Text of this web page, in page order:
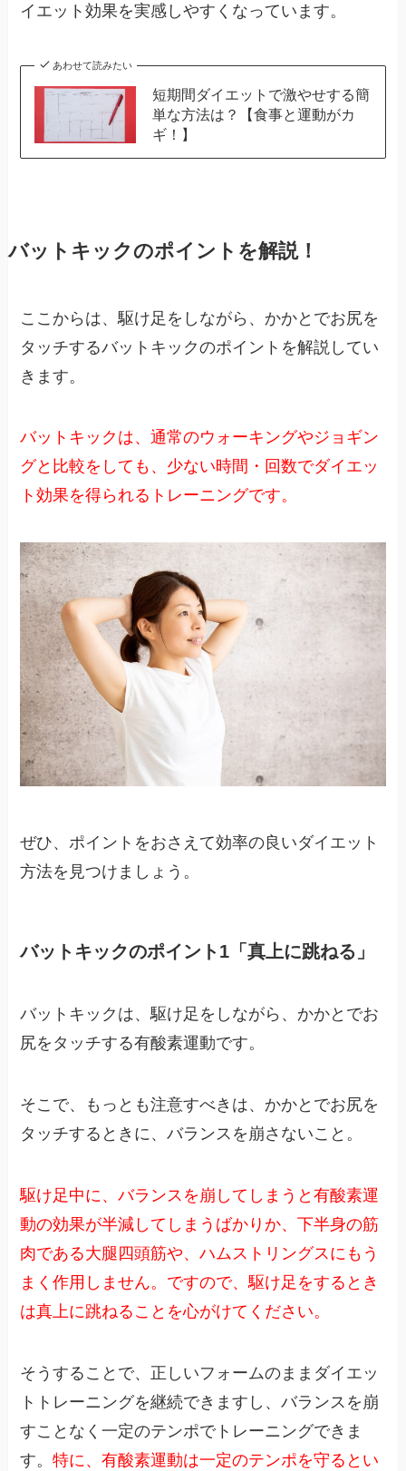
イエット効果を実感しやすくなっています。
あわせて読みたい
短期間ダイエットで激やせする簡
単な方法は？【食事と運動がカ
ギ！】
バットキックのポイントを解説！
ここからは、駆け足をしながら、かかとでお尻を
タッチするバットキックのポイントを解説してい
きます。
バットキックは、通常のウォーキングやジョギン
グと比較をしても、少ない時間・回数でダイエッ
ト効果を得られるトレーニングです。
ぜひ、ポイントをおさえて効率の良いダイエット
方法を見つけましょう。
バットキックのポイント1「真上に跳ねる」
バットキックは、駆け足をしながら、かかとでお
尻をタッチする有酸素運動です。
そこで、もっとも注意すべきは、かかとでお尻を
タッチするときに、バランスを崩さないこと。
駆け足中に、バランスを崩してしまうと有酸素運
動の効果が半減してしまうばかりか、下半身の筋
肉である大腿四頭筋や、ハムストリングスにもう
まく作用しません。ですので、駆け足をするとき
は真上に跳ねることを心がけてください。
そうすることで、正しいフォームのままダイエッ
トトレーニングを継続できますし、バランスを崩
すことなく一定のテンポでトレーニングできま
す。特に、有酸素運動は一定のテンポを守るとい